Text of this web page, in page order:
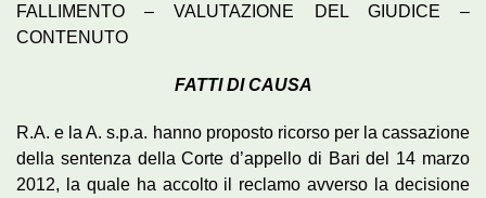
FALLIMENTO – VALUTAZIONE DEL GIUDICE –
CONTENUTO
FATTI DI CAUSA
R.A. e la A. s.p.a. hanno proposto ricorso per la cassazione
della sentenza della Corte d’appello di Bari del 14 marzo
2012, la quale ha accolto il reclamo avverso la decisione